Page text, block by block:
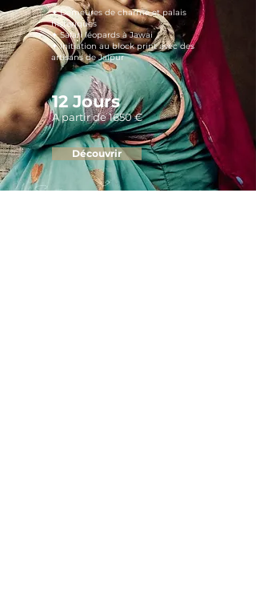
✦ Demeures de charme et palais
historiques
✦ Safari léopards à Jawai
✦ Initiation au block print avec des
artisans de Jaipur
12 Jours
A partir de 1650 €
Découvrir